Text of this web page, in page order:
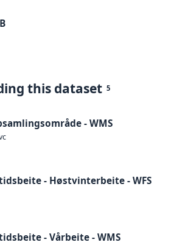
this dataset 5
- WMS
- Høstvinterbeite - WFS
- Vårbeite - WMS